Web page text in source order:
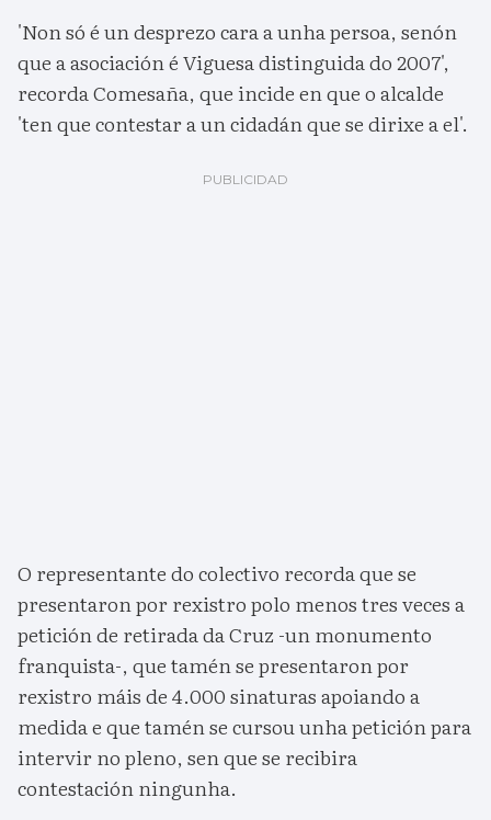
'Non só é un desprezo cara a unha persoa, senón
que a asociación é Viguesa distinguida do 2007',
recorda Comesaña, que incide en que o alcalde
'ten que contestar a un cidadán que se dirixe a el'.
O representante do colectivo recorda que se
presentaron por rexistro polo menos tres veces a
petición de retirada da Cruz -un monumento
franquista-, que tamén se presentaron por
rexistro máis de 4.000 sinaturas apoiando a
medida e que tamén se cursou unha petición para
intervir no pleno, sen que se recibira
contestación ningunha.